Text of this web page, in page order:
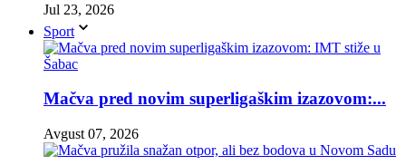
Jul 23, 2026
Sport
Mačva pred novim superligaškim izazovom:...
Avgust 07, 2026